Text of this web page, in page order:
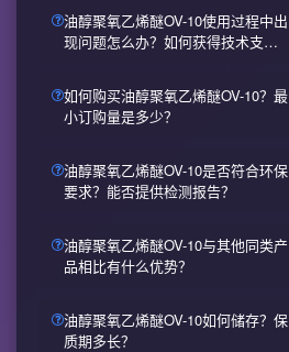
油醇聚氧乙烯醚OV-10使用过程中出
现问题怎么办？如何获得技术支
如何购买油醇聚氧乙烯醚OV-10？最
小订购量是多少？
油醇聚氧乙烯醚OV-10是否符合环保
要求？能否提供检测报告？
油醇聚氧乙烯醚OV-10与其他同类产
品相比有什么优势？
油醇聚氧乙烯醚OV-10如何储存？保
质期多长？